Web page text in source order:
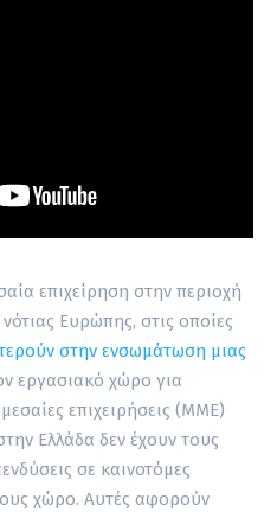
επιχείρηση στην περιοχή
Ευρώπης, στις οποίες
στην ενσωμάτωση μιας
εργασιακό χώρο για
επιχειρήσεις (ΜΜΕ)
Ελλάδα δεν έχουν τους
σε καινοτόμες
χώρο. Αυτές αφορούν